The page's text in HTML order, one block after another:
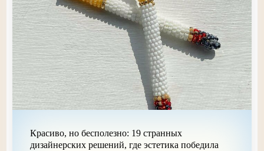
Красиво, но бесполезно: 19 странных
дизайнерских решений, где эстетика победила